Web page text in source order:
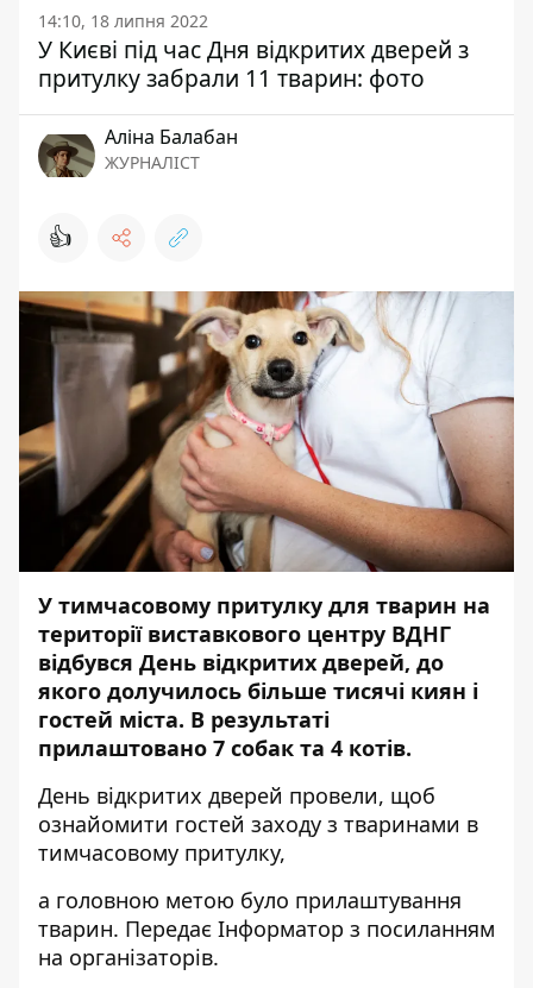
14:10, 18 липня 2022
У Києві під час Дня відкритих дверей з
притулку забрали 11 тварин: фото
Аліна Балабан
ЖУРНАЛІСТ
👍
У тимчасовому притулку для тварин на
території виставкового центру ВДНГ
відбувся День відкритих дверей, до
якого долучилось більше тисячі киян і
гостей міста. В результаті
прилаштовано 7 собак та 4 котів.
День відкритих дверей провели, щоб
ознайомити гостей заходу з тваринами в
тимчасовому притулку,
а головною метою було прилаштування
тварин. Передає Інформатор з посиланням
на організаторів.